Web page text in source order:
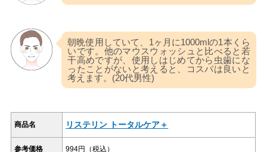
朝晩使用していて、1ヶ月に1000mlの1本くら
いです。他のマウスウォッシュと比べると若
干高めですが、使用しはじめてから虫歯にな
ったことがないと考えると、コスパは良いと
考えます。(20代男性)
商品名 リステリン トータルケア＋
参考価格 994円（税込）